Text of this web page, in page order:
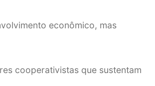
econômico, mas
cooperativistas que sustentam